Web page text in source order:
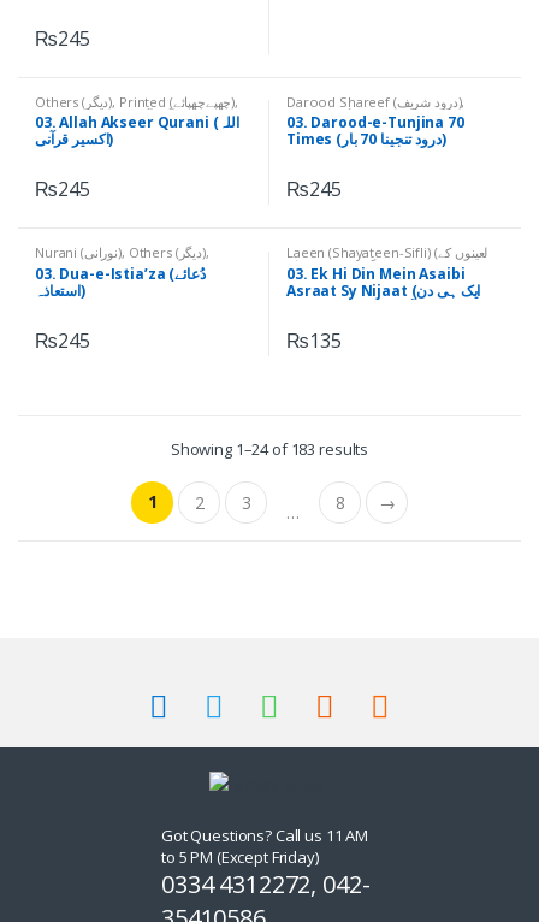
₨245
Others (دیگر), Printed (چھپےچھپائے),
Qurani Aayaat (قرآنی آیات)
03. Allah Akseer Qurani (اللہ
اکسیر قرآنی)
₨245
Darood Shareef (درود شریف),
Others (دیگر),
03. Darood-e-Tunjina 70
Times (درود تنجینا 70 بار)
₨245
Nurani (نورانی), Others (دیگر),
Printed (چھپےچھپائے)
03. Dua-e-Istia’za (دُعائے
استعاذہ)
₨245
Laeen (Shayateen-Sifli) (لعینوں کے
نام) , Others (دیگر), Printed
03. Ek Hi Din Mein Asaibi
Asraat Sy Nijaat (ایک ہی دن
₨135
Showing 1–24 of 183 results
1 2 3 … 8 →
Got Questions? Call us 11 AM
to 5 PM (Except Friday)
0334 4312272, 042-